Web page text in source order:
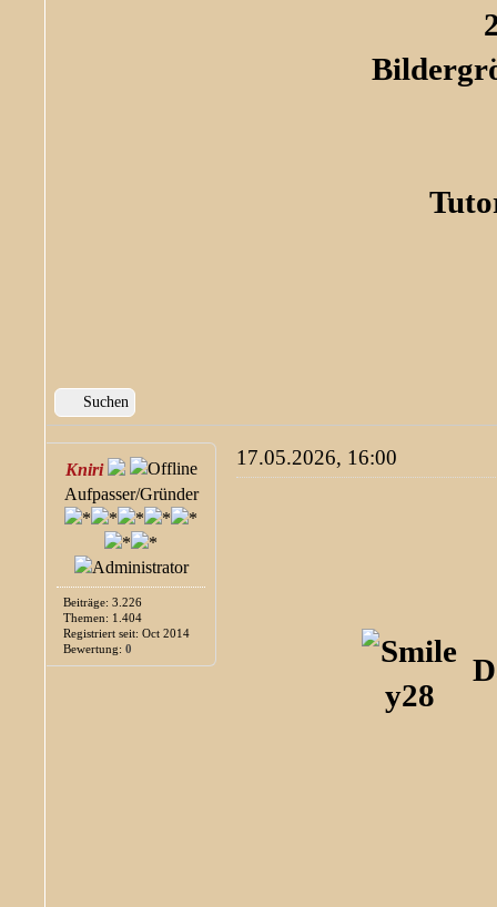
Suchen
Kniri
Aufpasser/Gründer
Beiträge: 3.226
Themen: 1.404
Registriert seit: Oct 2014
Bewertung: 0
17.05.2026, 16:00